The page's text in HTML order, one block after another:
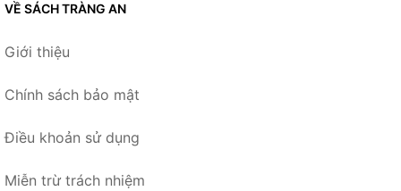
VỀ SÁCH TRÀNG AN
Giới thiệu
Chính sách bảo mật
Điều khoản sử dụng
Miễn trừ trách nhiệm